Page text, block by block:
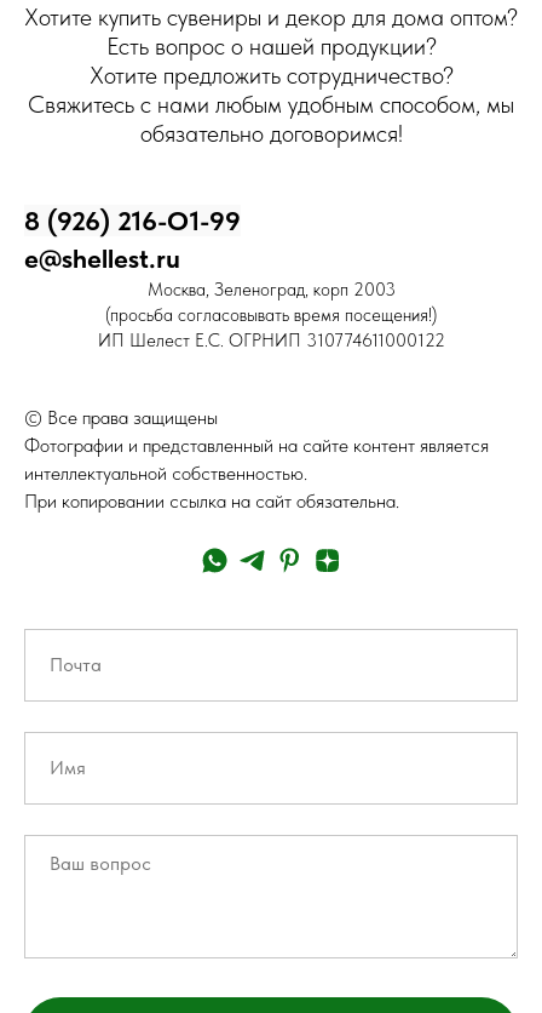
Хотите купить сувениры и декор для дома оптом?
Есть вопрос о нашей продукции?
Хотите предложить сотрудничество?
Свяжитесь с нами любым удобным способом, мы
обязательно договоримся!
8 (926) 216-О1-99
e@shellest.ru
Москва, Зеленоград, корп 2003
(просьба согласовывать время посещения!)
ИП Шелест Е.С. ОГРНИП 310774611000122
© Все права защищены
Фотографии и представленный на сайте контент является
интеллектуальной собственностью.
При копировании ссылка на сайт обязательна.